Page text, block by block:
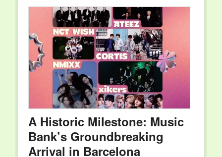
A Historic Milestone: Music
Bank’s Groundbreaking
Arrival in Barcelona